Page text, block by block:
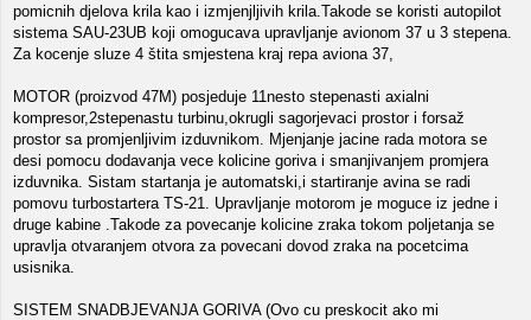
pomicnih djelova krila kao i izmjenjljivih krila.Takode se koristi autopilot
sistema SAU-23UB koji omogucava upravljanje avionom 37 u 3 stepena.
Za kocenje sluze 4 štita smjestena kraj repa aviona 37,
MOTOR (proizvod 47M) posjeduje 11nesto stepenasti axialni
kompresor,2stepenastu turbinu,okrugli sagorjevaci prostor i forsaž
prostor sa promjenljivim izduvnikom. Mjenjanje jacine rada motora se
desi pomocu dodavanja vece kolicine goriva i smanjivanjem promjera
izduvnika. Sistam startanja je automatski,i startiranje avina se radi
pomovu turbostartera TS-21. Upravljanje motorom je moguce iz jedne i
druge kabine .Takode za povecanje kolicine zraka tokom poljetanja se
upravlja otvaranjem otvora za povecani dovod zraka na pocetcima
usisnika.
SISTEM SNADBJEVANJA GORIVA (Ovo cu preskocit ako mi